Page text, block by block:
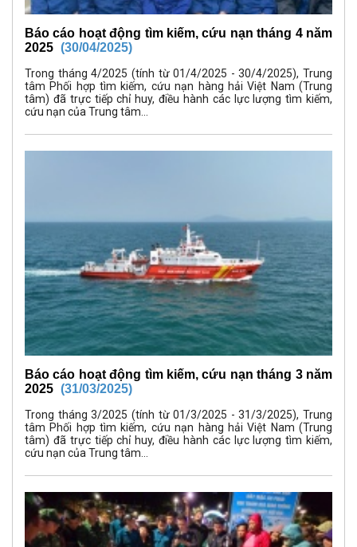
Báo cáo hoạt động tìm kiếm, cứu nạn tháng 4 năm
2025 (30/04/2025)
Trong tháng 4/2025 (tính từ 01/4/2025 - 30/4/2025), Trung
tâm Phối hợp tìm kiếm, cứu nạn hàng hải Việt Nam (Trung
tâm) đã trực tiếp chỉ huy, điều hành các lực lượng tìm kiếm,
cứu nạn của Trung tâm...
Báo cáo hoạt động tìm kiếm, cứu nạn tháng 3 năm
2025 (31/03/2025)
Trong tháng 3/2025 (tính từ 01/3/2025 - 31/3/2025), Trung
tâm Phối hợp tìm kiếm, cứu nạn hàng hải Việt Nam (Trung
tâm) đã trực tiếp chỉ huy, điều hành các lực lượng tìm kiếm,
cứu nạn của Trung tâm...